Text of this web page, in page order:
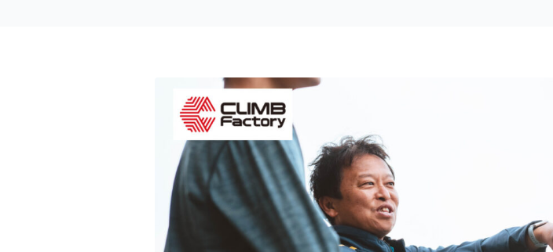
o
o
k
d
s